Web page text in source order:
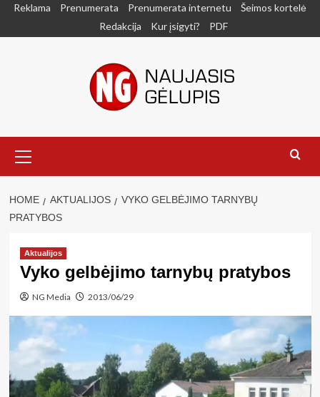
SkipReklama Prenumerata Prenumerata internetu
Šeimos kortelė
Redakcija
Kur įsigyti? PDF
Menu
HOME AKTUALIJOS
VYKO GELBĖJIMO TARNYBŲ
PRATYBOS
Aktualijos
Vyko gelbėjimo tarnybų pratybos
NG Media 2013/06/29